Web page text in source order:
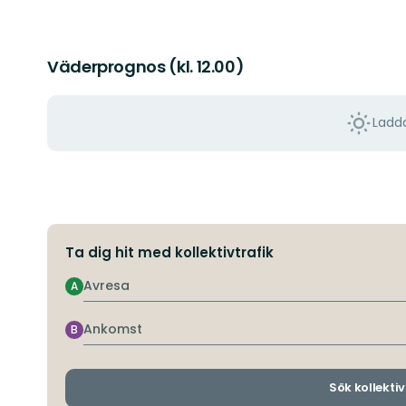
Väderprognos (kl. 12.00)
Ta dig hit med kollektivtrafik
Avresa
A
Ankomst
B
Sök